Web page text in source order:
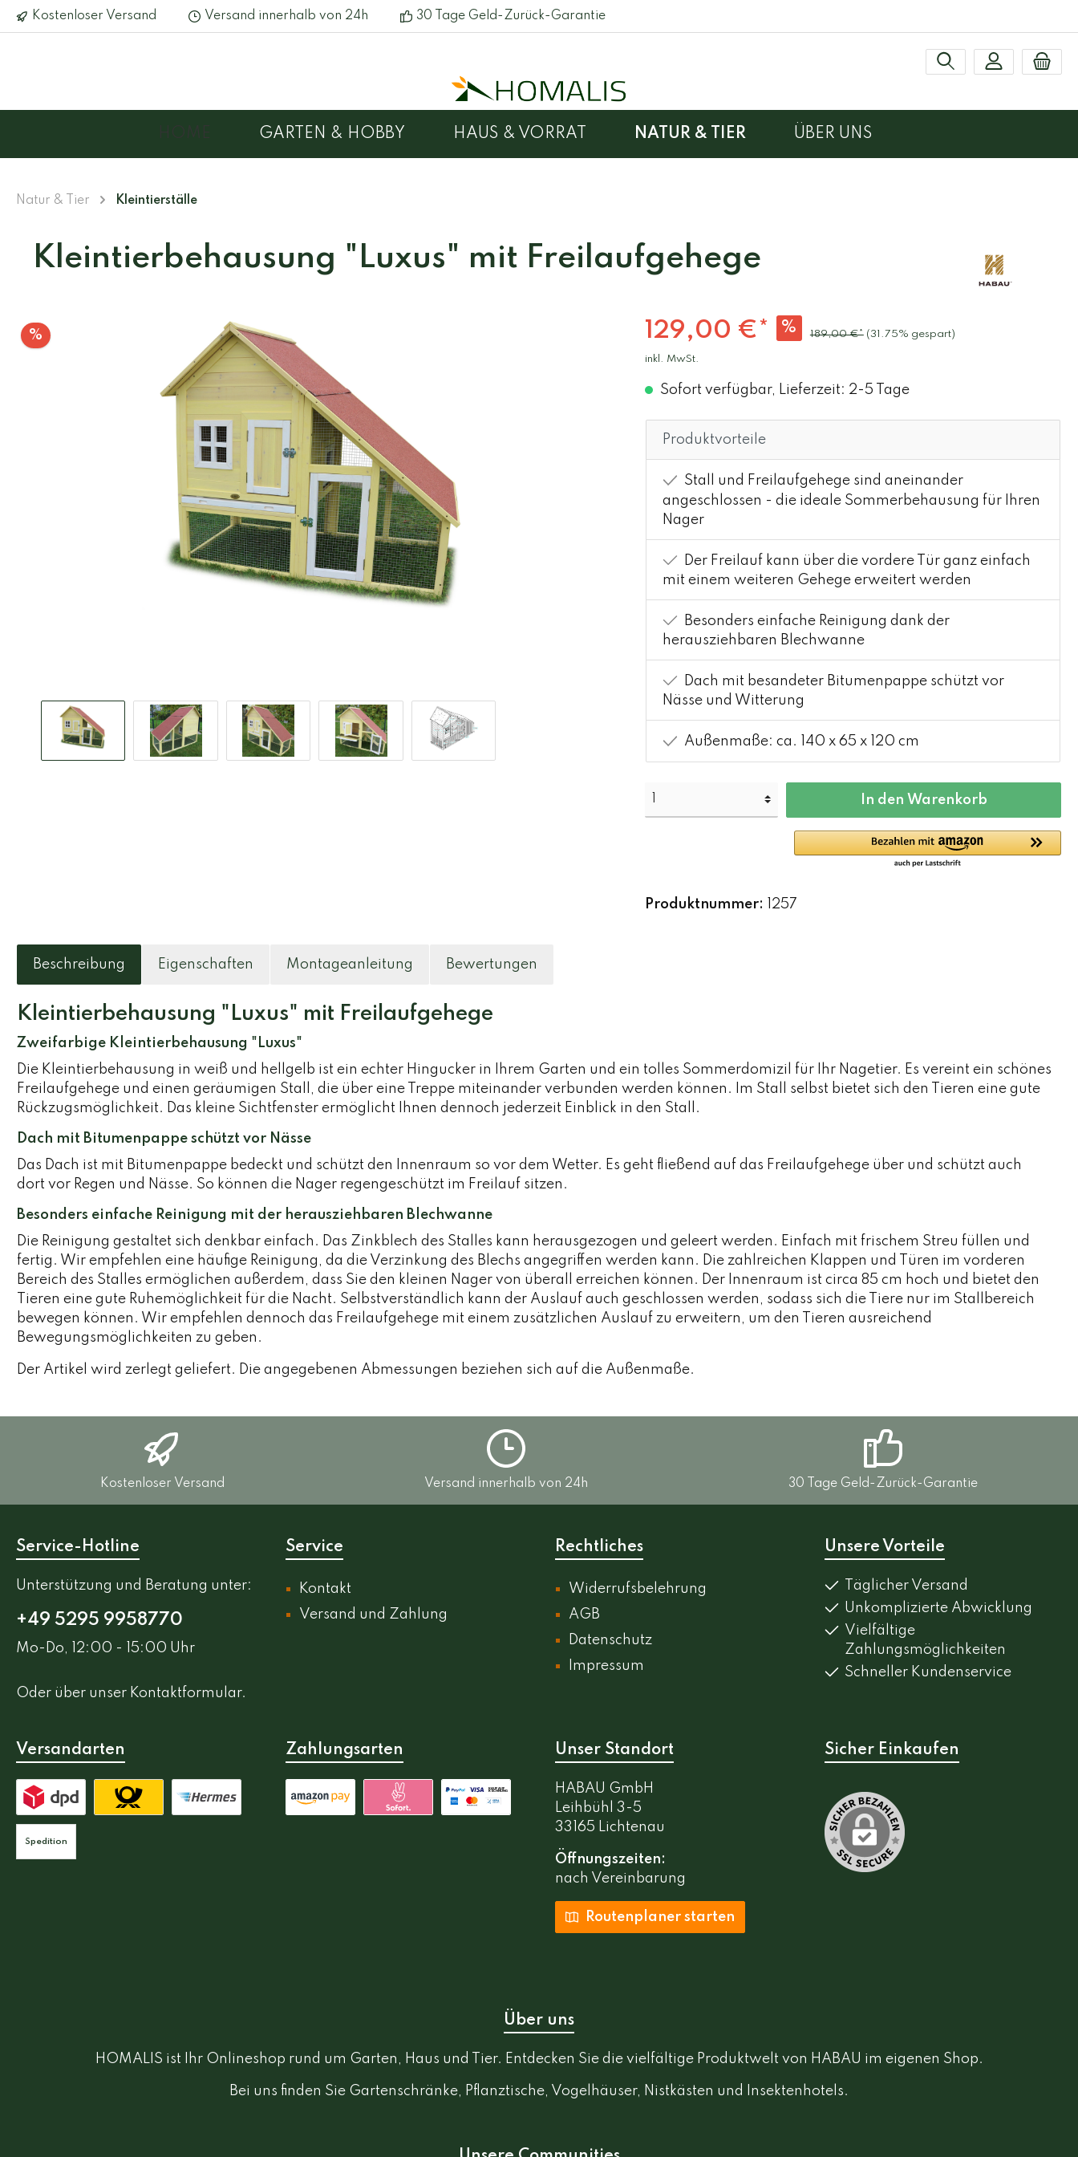
Kostenloser Versand Versand innerhalb von 24h 30 Tage Geld-Zurück-Garantie
GARTEN & HOBBY HAUS & VORRAT NATUR & TIER ÜBER UNS
Reinigungsbleche
Natur & Tier Kleintierställe
Kleintierbehausung "Luxus" mit Freilaufgehege
% 129,00 €* % 189,00 €* (31.75% gespart)
inkl. MwSt.
Sofort verfügbar, Lieferzeit: 2-5 Tage
Produktvorteile
Stall und Freilaufgehege sind aneinander
angeschlossen - die ideale Sommerbehausung für Ihren
Nager
Der Freilauf kann über die vordere Tür ganz einfach
mit einem weiteren Gehege erweitert werden
Besonders einfache Reinigung dank der
herausziehbaren Blechwanne
Dach mit besandeter Bitumenpappe schützt vor
Nässe und Witterung
Außenmaße: ca. 140 x 65 x 120 cm
In den Warenkorb
Produktnummer: 1257
Beschreibung Eigenschaften Montageanleitung Bewertungen
Kleintierbehausung "Luxus" mit Freilaufgehege
Zweifarbige Kleintierbehausung "Luxus"
Die Kleintierbehausung in weiß und hellgelb ist ein echter Hingucker in Ihrem Garten und ein tolles Sommerdomizil für Ihr Nagetier. Es vereint ein schönes
Freilaufgehege und einen geräumigen Stall, die über eine Treppe miteinander verbunden werden können. Im Stall selbst bietet sich den Tieren eine gute
Rückzugsmöglichkeit. Das kleine Sichtfenster ermöglicht Ihnen dennoch jederzeit Einblick in den Stall.
Dach mit Bitumenpappe schützt vor Nässe
Das Dach ist mit Bitumenpappe bedeckt und schützt den Innenraum so vor dem Wetter. Es geht fließend auf das Freilaufgehege über und schützt auch
dort vor Regen und Nässe. So können die Nager regengeschützt im Freilauf sitzen.
Besonders einfache Reinigung mit der herausziehbaren Blechwanne
Die Reinigung gestaltet sich denkbar einfach. Das Zinkblech des Stalles kann herausgezogen und geleert werden. Einfach mit frischem Streu füllen und
fertig. Wir empfehlen eine häufige Reinigung, da die Verzinkung des Blechs angegriffen werden kann. Die zahlreichen Klappen und Türen im vorderen
Bereich des Stalles ermöglichen außerdem, dass Sie den kleinen Nager von überall erreichen können. Der Innenraum ist circa 85 cm hoch und bietet den
Tieren eine gute Ruhemöglichkeit für die Nacht. Selbstverständlich kann der Auslauf auch geschlossen werden, sodass sich die Tiere nur im Stallbereich
bewegen können. Wir empfehlen dennoch das Freilaufgehege mit einem zusätzlichen Auslauf zu erweitern, um den Tieren ausreichend
Bewegungsmöglichkeiten zu geben.
Der Artikel wird zerlegt geliefert. Die angegebenen Abmessungen beziehen sich auf die Außenmaße.
Kostenloser Versand Versand innerhalb von 24h 30 Tage Geld-Zurück-Garantie
Service-Hotline
Unterstützung und Beratung unter:
+49 5295 9958770
Mo-Do, 12:00 - 15:00 Uhr
Oder über unser Kontaktformular.
Service
Kontakt
Versand und Zahlung
Rechtliches
Widerrufsbelehrung
AGB
Datenschutz
Impressum
Unsere Vorteile
Täglicher Versand
Unkomplizierte Abwicklung
Vielfältige
Zahlungsmöglichkeiten
Schneller Kundenservice
Versandarten
Spedition
Zahlungsarten Unser Standort
HABAU GmbH
Leihbühl 3-5
33165 Lichtenau
Öffnungszeiten:
nach Vereinbarung
Routenplaner starten
Sicher Einkaufen
Über uns
HOMALIS ist Ihr Onlineshop rund um Garten, Haus und Tier. Entdecken Sie die vielfältige Produktwelt von HABAU im eigenen Shop.
Bei uns finden Sie Gartenschränke, Pflanztische, Vogelhäuser, Nistkästen und Insektenhotels.